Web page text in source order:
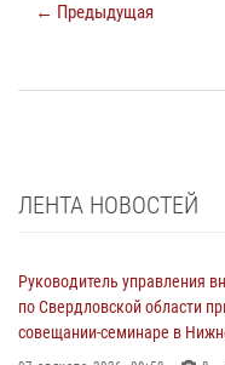
← Предыдущая
ЛЕНТА НОВОСТЕЙ
Руководитель управления
по Свердловской области
совещании-семинаре в